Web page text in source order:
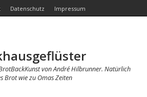
Datenschutz Impressum
von André Hilbrunner. Natürlich
Brot wie zu Omas Zeiten